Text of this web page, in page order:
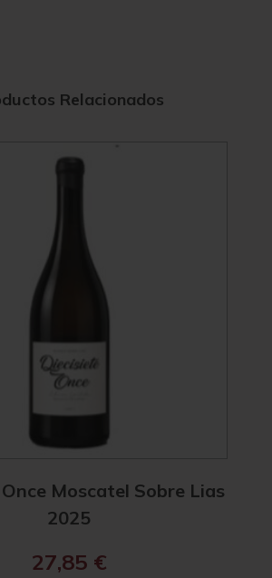
Relacionados
Moscatel Sobre Lias
2025
27,85 €